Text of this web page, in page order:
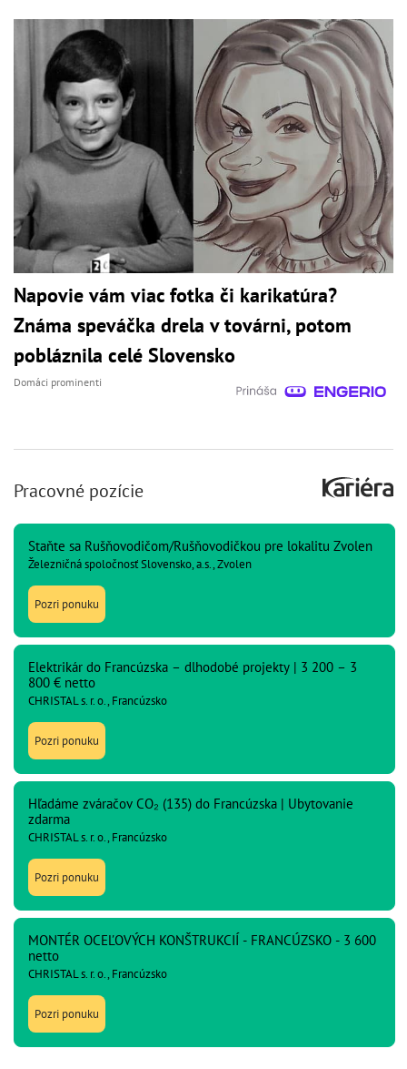
Napovie vám viac fotka či karikatúra?
Známa speváčka drela v továrni, potom
pobláznila celé Slovensko
Domáci prominenti
Pracovné pozície
Staňte sa Rušňovodičom/Rušňovodičkou pre lokalitu Zvolen
Železničná spoločnosť Slovensko, a.s., Zvolen
Pozri ponuku
Elektrikár do Francúzska – dlhodobé projekty | 3 200 – 3
800 € netto
CHRISTAL s. r. o., Francúzsko
Pozri ponuku
Hľadáme zváračov CO₂ (135) do Francúzska | Ubytovanie
zdarma
CHRISTAL s. r. o., Francúzsko
Pozri ponuku
MONTÉR OCEĽOVÝCH KONŠTRUKCIÍ - FRANCÚZSKO - 3 600
netto
CHRISTAL s. r. o., Francúzsko
Pozri ponuku